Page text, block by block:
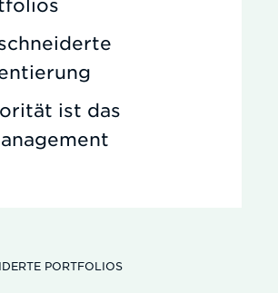
ist das
PORTFOLIOS